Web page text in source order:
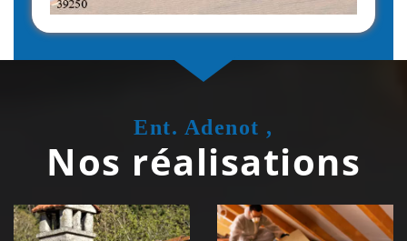
Ent. Adenot ,
Nos réalisations
Couvreur
Isolation de